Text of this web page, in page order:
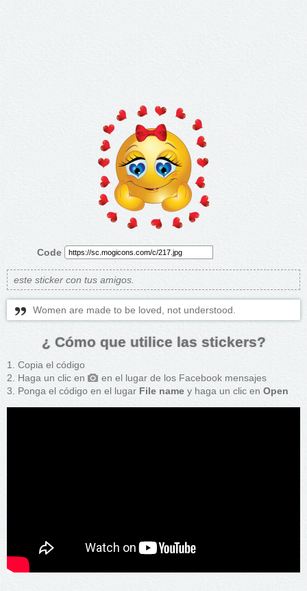
Code
este sticker con tus amigos.
Women are made to be loved, not understood.
¿ Cómo que utilice las stickers?
Copia el código
Haga un clic en
en el lugar de los Facebook mensajes
Ponga el código en el lugar File name y haga un clic en Open